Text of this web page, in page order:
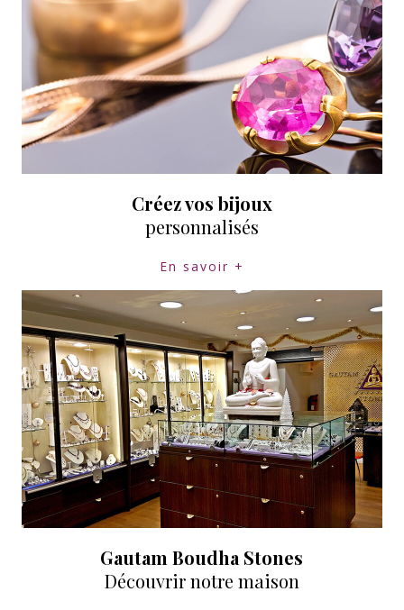
Créez vos bijoux
personnalisés
En savoir +
Gautam Boudha Stones
Découvrir notre maison